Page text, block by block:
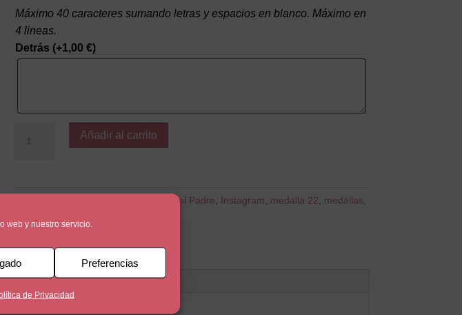
web y nuestro servicio.
Preferencias
de Privacidad
Máximo 40 caracteres sumando letras y espacios en blanco. Máximo en
4 lineas.
Detrás (+1,00 €)
papa
Añadir al carrito
Día del Padre Instagram medalla 22 medallas